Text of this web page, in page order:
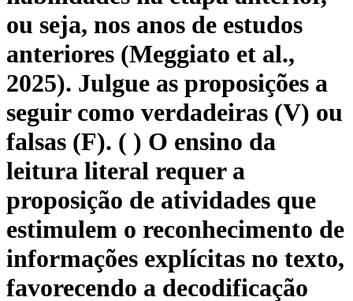
ou seja, nos anos de estudos
anteriores (Meggiato et al.,
2025). Julgue as proposições a
seguir como verdadeiras (V) ou
falsas (F). ( ) O ensino da
leitura literal requer a
proposição de atividades que
estimulem o reconhecimento de
informações explícitas no texto,
favorecendo a decodificação